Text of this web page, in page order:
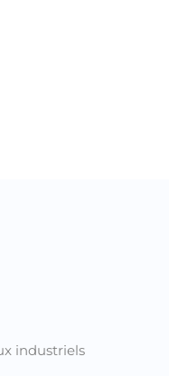
industriels